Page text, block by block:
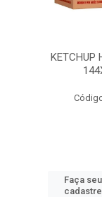
KETCHUP
Faça